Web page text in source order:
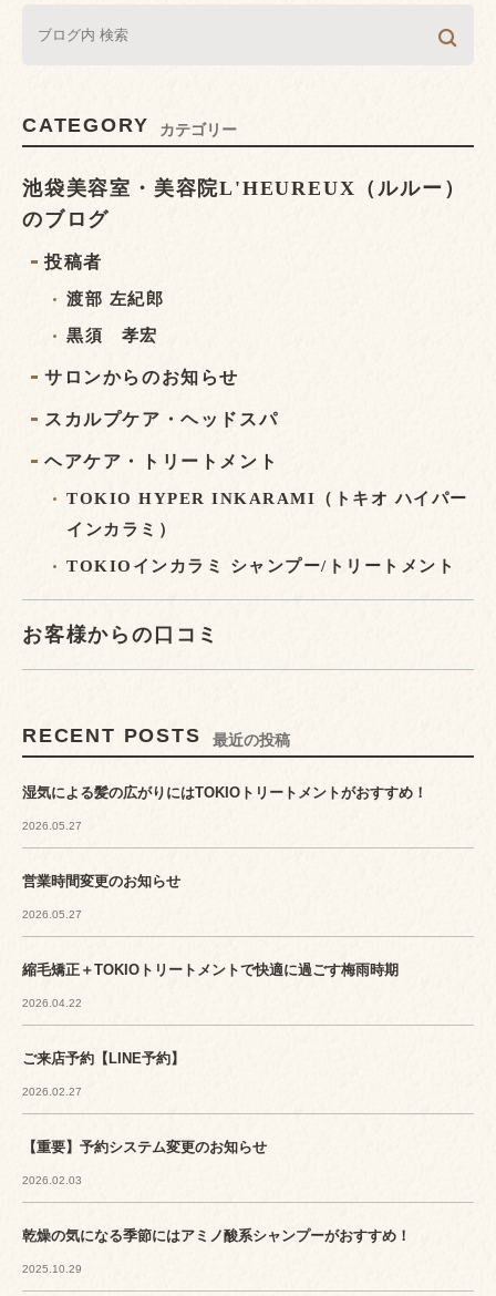
CATEGORY カテゴリー
池袋美容室・美容院L'HEUREUX（ルルー）
のブログ
投稿者
渡部 左紀郎
黒須 孝宏
サロンからのお知らせ
スカルプケア・ヘッドスパ
ヘアケア・トリートメント
TOKIO HYPER INKARAMI（トキオ ハイパー
インカラミ）
TOKIOインカラミ シャンプー/トリートメント
お客様からの口コミ
RECENT POSTS 最近の投稿
湿気による髪の広がりにはTOKIOトリートメントがおすすめ！
2026.05.27
営業時間変更のお知らせ
2026.05.27
縮毛矯正＋TOKIOトリートメントで快適に過ごす梅雨時期
2026.04.22
ご来店予約【LINE予約】
2026.02.27
【重要】予約システム変更のお知らせ
2026.02.03
乾燥の気になる季節にはアミノ酸系シャンプーがおすすめ！
2025.10.29